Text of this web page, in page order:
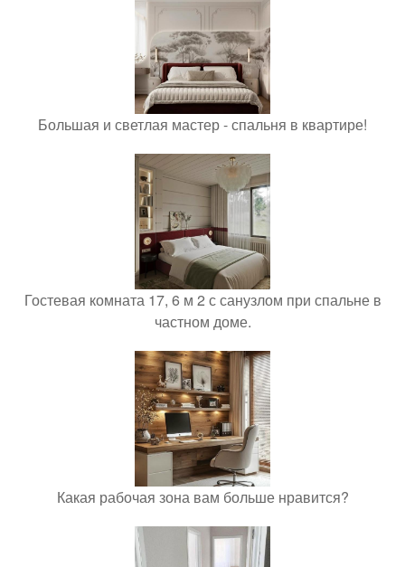
Большая и светлая мастер - спальня в квартире!
Гостевая комната 17, 6 м 2 с санузлом при спальне в
частном доме.
Какая рабочая зона вам больше нравится?